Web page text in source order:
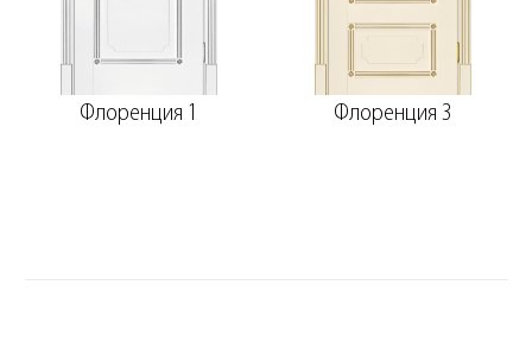
Флоренция 1 Флоренция 3